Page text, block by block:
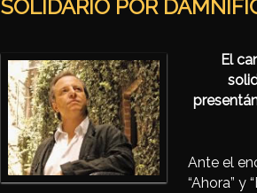
SOLIDARIO POR
El
Ante el
“Ahora” y